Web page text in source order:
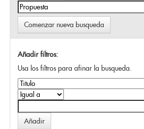
Comenzar nueva busqueda
Añadir filtros:
Usa los filtros para afinar la busqueda.